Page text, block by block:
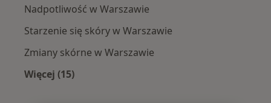
Nadpotliwość w Warszawie
Starzenie się skóry w Warszawie
Zmiany skórne w Warszawie
Więcej (15)